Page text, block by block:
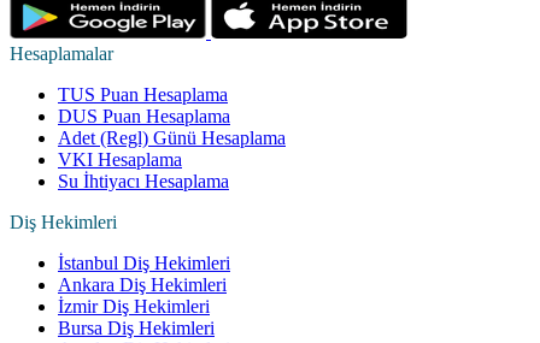
Hesaplamalar
TUS Puan Hesaplama
DUS Puan Hesaplama
Adet (Regl) Günü Hesaplama
VKI Hesaplama
Su İhtiyacı Hesaplama
Diş Hekimleri
İstanbul Diş Hekimleri
Ankara Diş Hekimleri
İzmir Diş Hekimleri
Bursa Diş Hekimleri